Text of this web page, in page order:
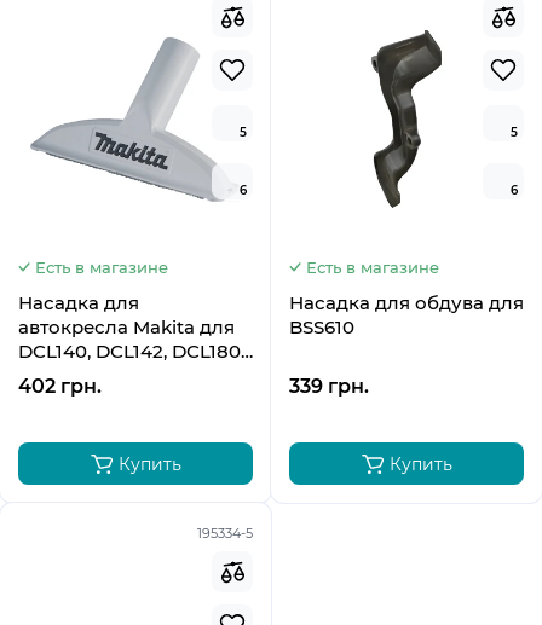
5
6
Есть в магазине
Насадка для
автокресла Makita для
DCL140, DCL142, DCL180,
DCL181, DCL182, CL183D,
CL100D, CL102D, CL104,
402 грн.
Купить
5
6
Есть в магазине
Насадка для обдува для
BSS610
339 грн.
Купить
195334-5